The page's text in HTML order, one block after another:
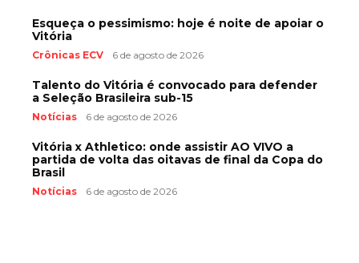
Esqueça o pessimismo: hoje é noite de apoiar o
Vitória
Crônicas ECV 6 de agosto de 2026
Talento do Vitória é convocado para defender
a Seleção Brasileira sub-15
Notícias 6 de agosto de 2026
Vitória x Athletico: onde assistir AO VIVO a
partida de volta das oitavas de final da Copa do
Brasil
Notícias 6 de agosto de 2026